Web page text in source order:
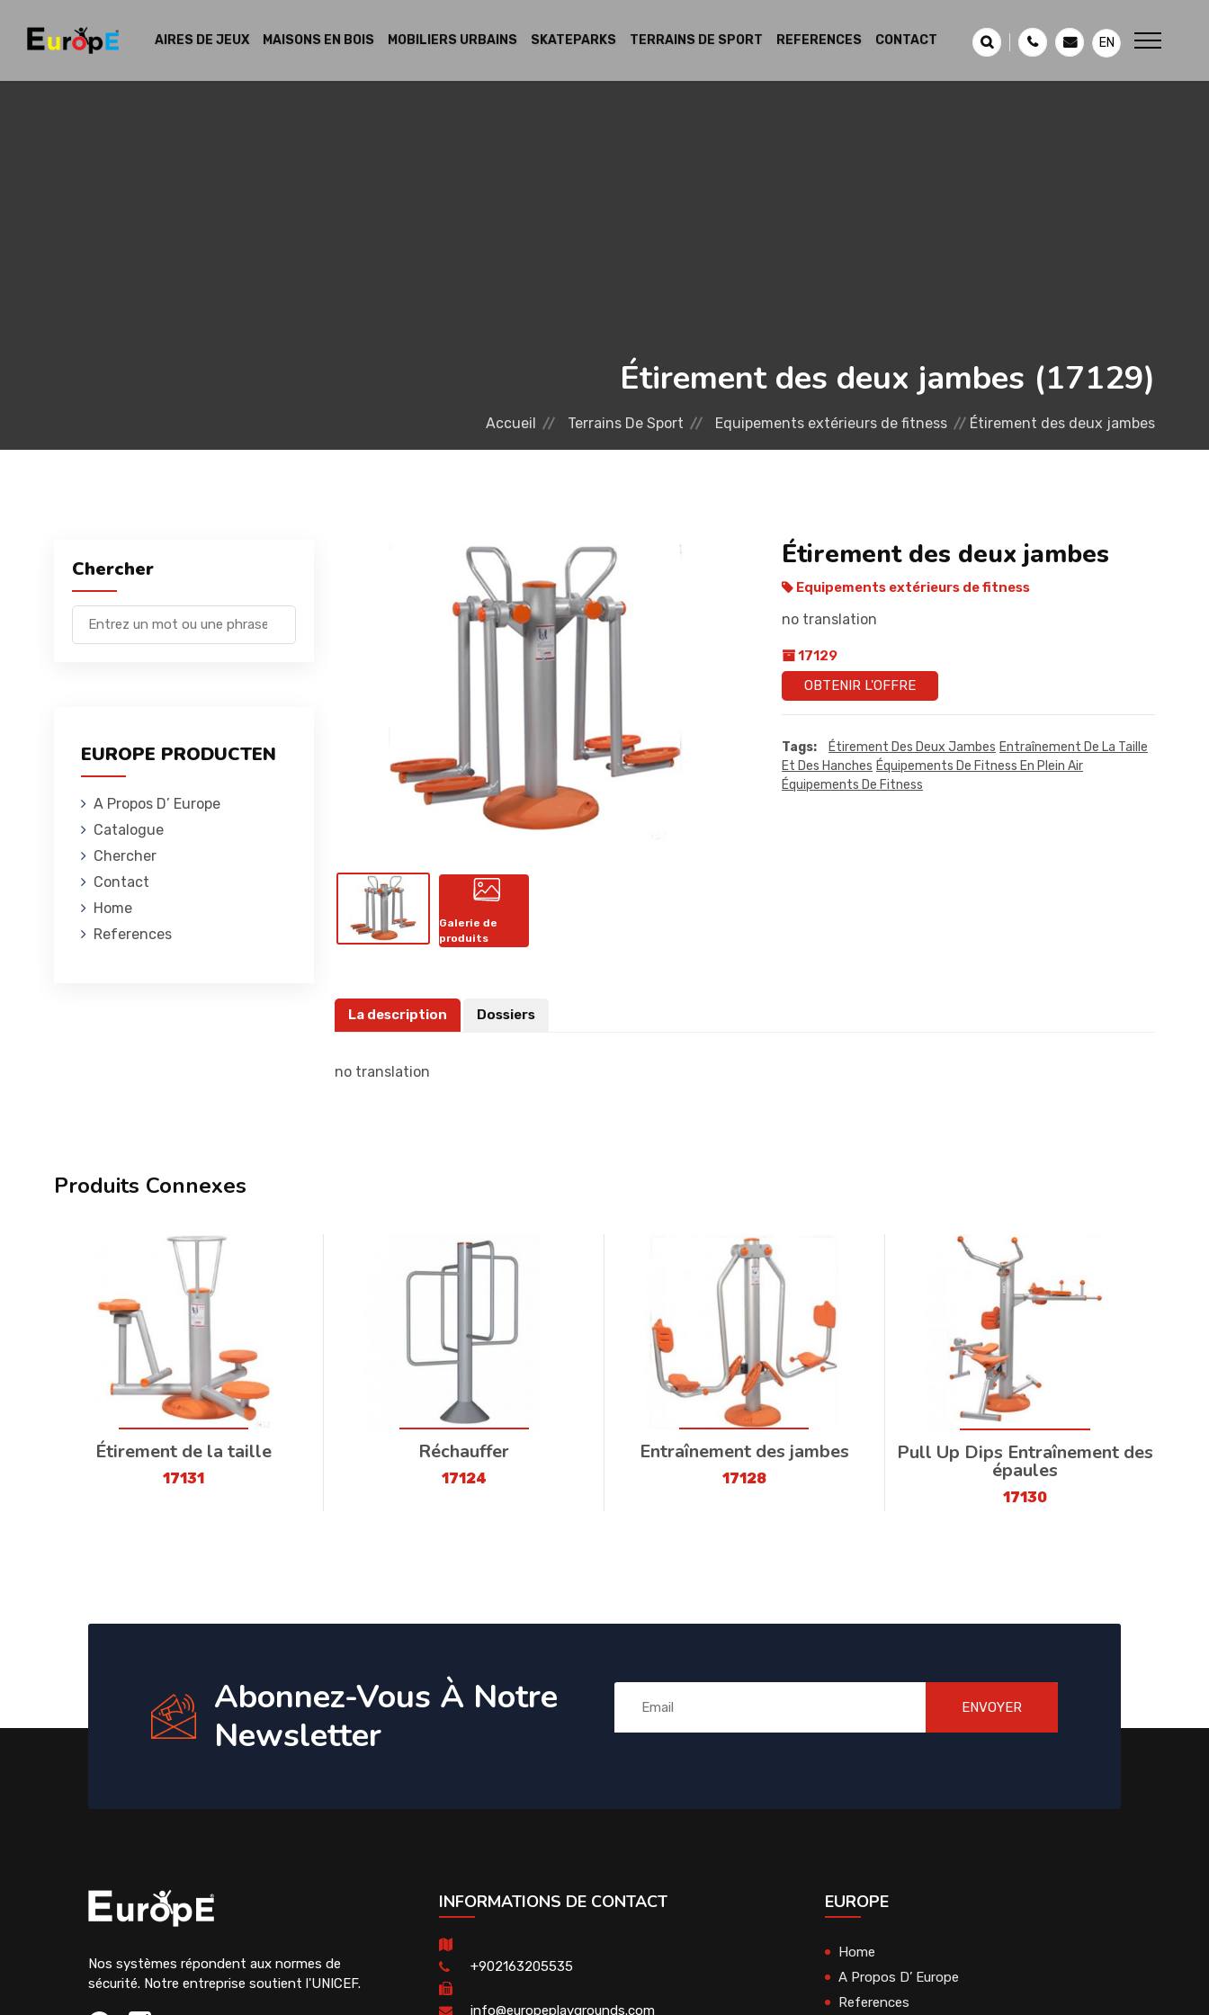
AIRES DE JEUX MAISONS EN BOIS MOBILIERS URBAINS SKATEPARKS TERRAINS DE SPORT REFERENCES CONTACT EN
Étirement des deux jambes (17129)
Accueil Terrains De Sport Equipements extérieurs de fitness Étirement des deux jambes
Chercher
EUROPE PRODUCTEN
A Propos D’ Europe
Catalogue
Chercher
Contact
Home
References
Galerie de
produits
Étirement des deux jambes
Equipements extérieurs de fitness
no translation
17129
OBTENIR L'OFFRE
Tags: Étirement Des Deux Jambes Entraînement De La Taille
Et Des Hanches Équipements De Fitness En Plein Air
Équipements De Fitness
La description Dossiers
no translation
Produits Connexes
Étirement de la taille
17131
Réchauffer
17124
Entraînement des jambes
17128
Pull Up Dips Entraînement des
épaules
17130
Abonnez-Vous À Notre
Newsletter
ENVOYER
Nos systèmes répondent aux normes de
sécurité. Notre entreprise soutient l'UNICEF.
INFORMATIONS DE CONTACT
+902163205535
info@europeplaygrounds.com
EUROPE
Home
A Propos D’ Europe
References